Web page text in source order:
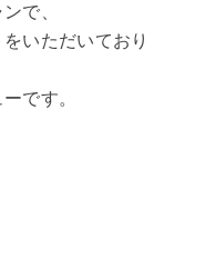
で、
いただいており
です。